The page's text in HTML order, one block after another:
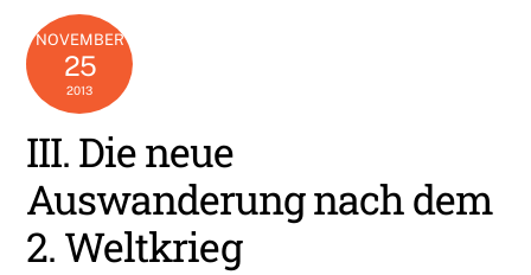
NOVEMBER
25
2013
III. Die neue
Auswanderung nach dem
2. Weltkrieg